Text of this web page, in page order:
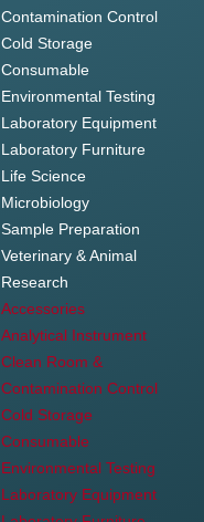
Contamination Control
Cold Storage
Consumable
Environmental Testing
Laboratory Equipment
Laboratory Furniture
Life Science
Microbiology
Sample Preparation
Veterinary & Animal
Research
Accessories
Analytical Instrument
Clean Room &
Contamination Control
Cold Storage
Consumable
Environmental Testing
Laboratory Equipment